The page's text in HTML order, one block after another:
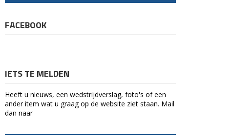
FACEBOOK
IETS TE MELDEN
Heeft u nieuws, een wedstrijdverslag, foto's of een
ander item wat u graag op de website ziet staan. Mail
dan naar